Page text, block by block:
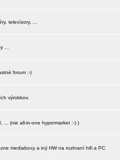
televízory, ...
...
forum :-)
výrobkov.
... (nie all-in-one hypermarket :-) )
mediaboxy a iný HW na rozhraní hifi a PC